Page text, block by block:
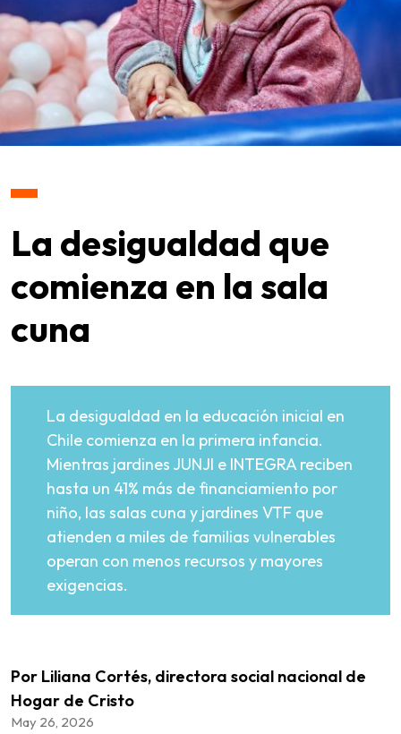
La desigualdad que
comienza en la sala
cuna
La desigualdad en la educación inicial en
Chile comienza en la primera infancia.
Mientras jardines JUNJI e INTEGRA reciben
hasta un 41% más de financiamiento por
niño, las salas cuna y jardines VTF que
atienden a miles de familias vulnerables
operan con menos recursos y mayores
exigencias.
Por Liliana Cortés, directora social nacional de
Hogar de Cristo
May 26, 2026